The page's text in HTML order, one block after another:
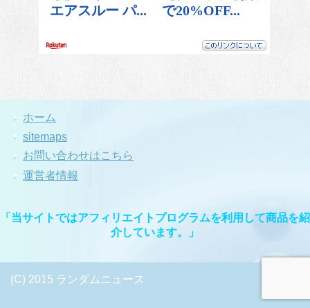
ホーム
sitemaps
お問い合わせはこちら
運営者情報
「当サイトではアフィリエイトプログラムを利用して商品を紹
介しています。」
(C) 2015 ランダムニュース